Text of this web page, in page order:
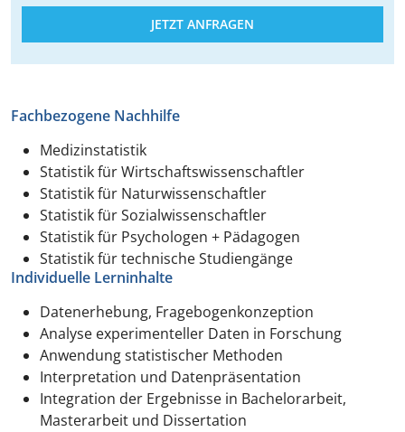
JETZT ANFRAGEN
Fachbezogene Nachhilfe
Medizinstatistik
Statistik für Wirtschaftswissenschaftler
Statistik für Naturwissenschaftler
Statistik für Sozialwissenschaftler
Statistik für Psychologen + Pädagogen
Statistik für technische Studiengänge
Individuelle Lerninhalte
Datenerhebung, Fragebogenkonzeption
Analyse experimenteller Daten in Forschung
Anwendung statistischer Methoden
Interpretation und Datenpräsentation
Integration der Ergebnisse in Bachelorarbeit,
Masterarbeit und Dissertation